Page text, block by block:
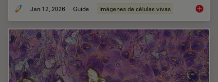
Jan 12, 2026 Guide Imágenes de células vivas Guide